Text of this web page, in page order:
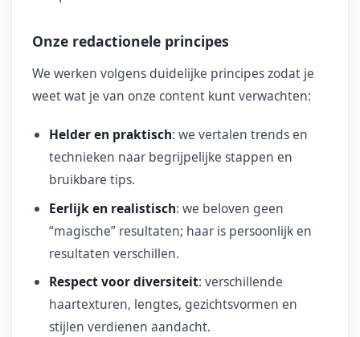
Onze redactionele principes
We werken volgens duidelijke principes zodat je
weet wat je van onze content kunt verwachten:
Helder en praktisch: we vertalen trends en
technieken naar begrijpelijke stappen en
bruikbare tips.
Eerlijk en realistisch: we beloven geen
“magische” resultaten; haar is persoonlijk en
resultaten verschillen.
Respect voor diversiteit: verschillende
haartexturen, lengtes, gezichtsvormen en
stijlen verdienen aandacht.